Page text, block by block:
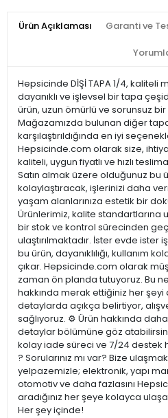
Ürün Açıklaması Garanti ve
Hepsicinde DİŞİ TAPA 1/4, kaliteli
dayanıklı ve işlevsel bir tapa
ürün, uzun ömürlü ve sorunsuz bir
Mağazamızda bulunan diğer
karşılaştırıldığında en iyi
Hepsicinde.com olarak size,
kaliteli, uygun fiyatlı ve hızlı
Satın almak üzere olduğunuz bu
kolaylaştıracak, işlerinizi daha
yaşam alanlarınıza estetik bir
Ürünlerimiz, kalite standartlarına
bir stok ve kontrol sürecinden
ulaştırılmaktadır. İster evde
bu ürün, dayanıklılığı, kullanım
çıkar. Hepsicinde.com olarak
zaman ön planda tutuyoruz. Bu
hakkında merak ettiğiniz her
detaylarda açıkça belirtiyor,
sağlıyoruz. ⚙️ Ürün hakkında
detaylar bölümüne göz
kolay iade süreci ve 7/24 destek
? Sorularınız mı var? Bize
yelpazemizle; elektronik, yapı
otomotiv ve daha fazlasını
aradığınız her şeye kolayca
Her şey içinde!